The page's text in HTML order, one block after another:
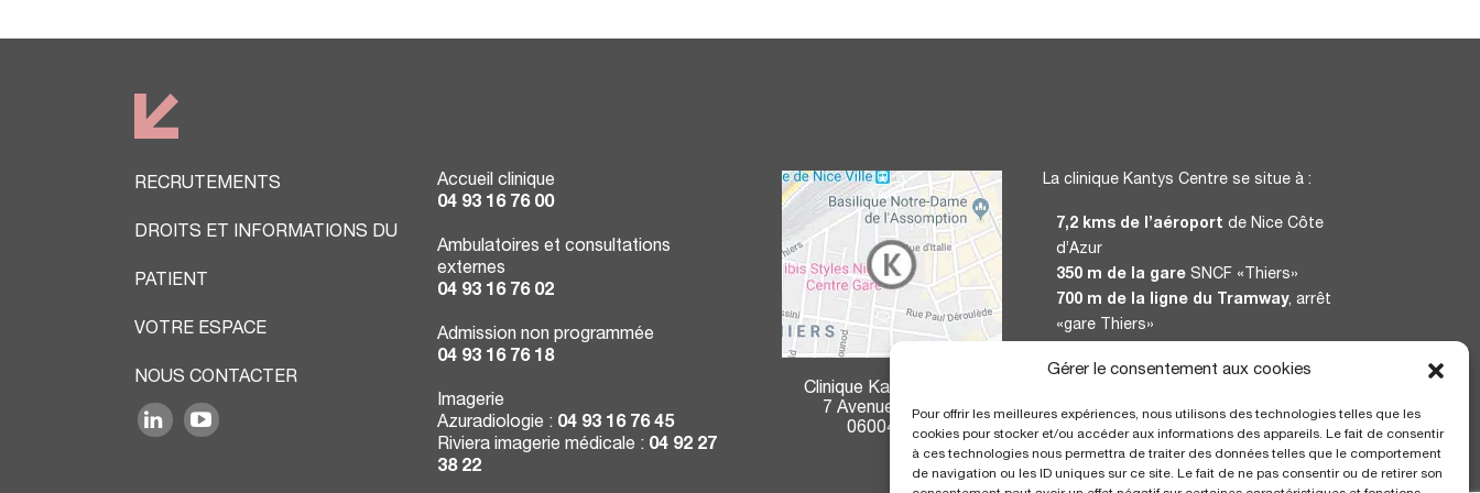
Gérer le consentement aux cookies
Pour offrir les meilleures expériences, nous utilisons des technologies telles que les
cookies pour stocker et/ou accéder aux informations des appareils. Le fait de consentir
à ces technologies nous permettra de traiter des données telles que le comportement
de navigation ou les ID uniques sur ce site. Le fait de ne pas consentir ou de retirer son
RECRUTEMENTS
DROITS ET INFORMATIONS DU
PATIENT
VOTRE ESPACE
NOUS CONTACTER
Accueil clinique
04 93 16 76 00
Ambulatoires et consultations
externes
04 93 16 76 02
Admission non programmée
04 93 16 76 18
Imagerie
Azuradiologie : 04 93 16 76 45
Riviera imagerie médicale : 04 92 27
38 22
Clinique Kantys Centre
7 Avenue Durante
06004 Nice
La clinique Kantys Centre se situe à :
7,2 kms de l’aéroport de Nice Côte
d’Azur
350 m de la gareSNCF «Thiers»
700 m de la ligne du Tramway, arrêt
«gare Thiers»
CERTIFICATION